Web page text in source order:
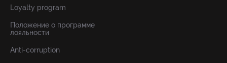
Loyalty program
Положение о программе
лояльности
Anti-corruption